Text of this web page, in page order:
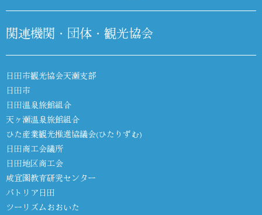
関連機関・団体・観光協会
日田市観光協会天瀬支部
日田市
日田温泉旅館組合
天ヶ瀬温泉旅館組合
ひた産業観光推進協議会(ひたりずむ)
日田商工会議所
日田地区商工会
咸宜園教育研究センター
パトリア日田
ツーリズムおおいた